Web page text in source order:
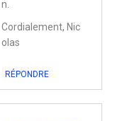
n.
Cordialement, Nic
olas
RÉPONDRE